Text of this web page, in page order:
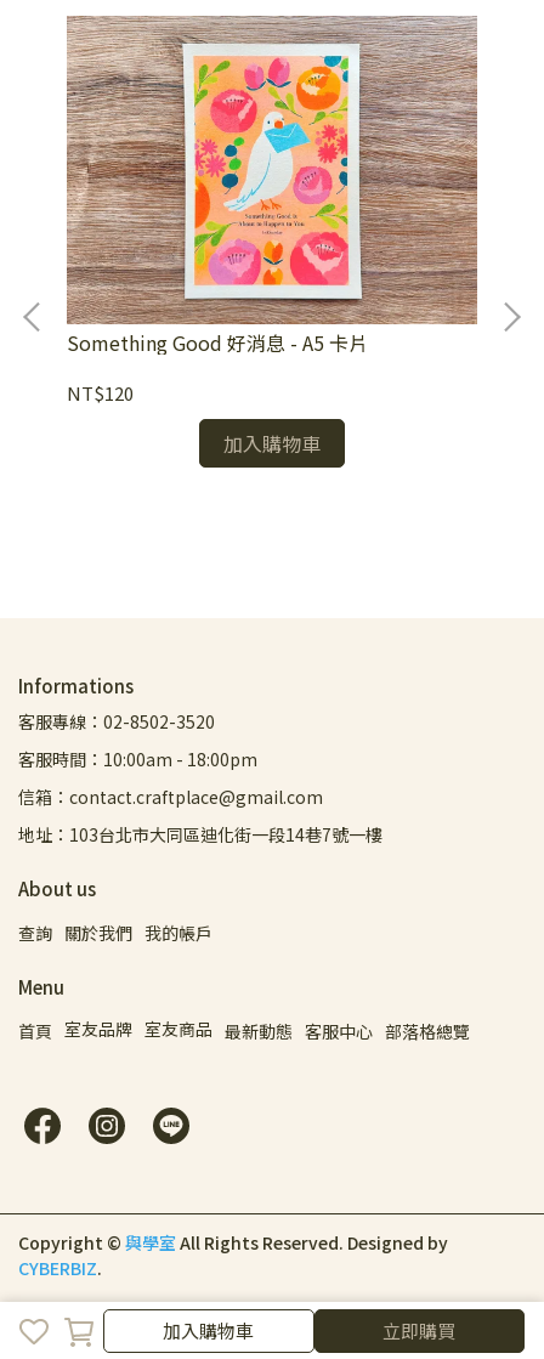
加入購物車 立即購買
Something Good 好消息 - A5 卡片
NT$120
加入購物車
Informations
客服專線：02-8502-3520
客服時間：10:00am - 18:00pm
信箱：contact.craftplace@gmail.com
地址：103台北市大同區迪化街一段14巷7號一樓
About us
查詢 關於我們 我的帳戶
Menu
首頁 室友品牌 室友商品 最新動態 客服中心 部落格總覽
Copyright © 與學室 All Rights Reserved. Designed by
CYBERBIZ.